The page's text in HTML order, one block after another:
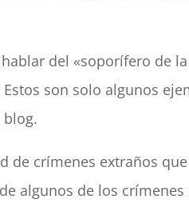
del «soporífero de
son solo algunos
blog.
de crímenes extraños
algunos de los